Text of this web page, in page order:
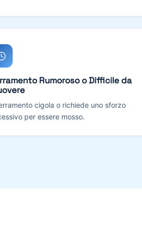
Rumoroso o Difficile da
cigola o richiede uno sforzo
per essere mosso.